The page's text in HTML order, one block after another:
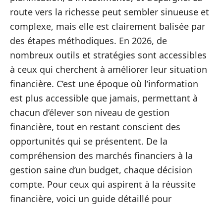
route vers la richesse peut sembler sinueuse et
complexe, mais elle est clairement balisée par
des étapes méthodiques. En 2026, de
nombreux outils et stratégies sont accessibles
à ceux qui cherchent à améliorer leur situation
financière. C’est une époque où l’information
est plus accessible que jamais, permettant à
chacun d’élever son niveau de gestion
financière, tout en restant conscient des
opportunités qui se présentent. De la
compréhension des marchés financiers à la
gestion saine d’un budget, chaque décision
compte. Pour ceux qui aspirent à la réussite
financière, voici un guide détaillé pour